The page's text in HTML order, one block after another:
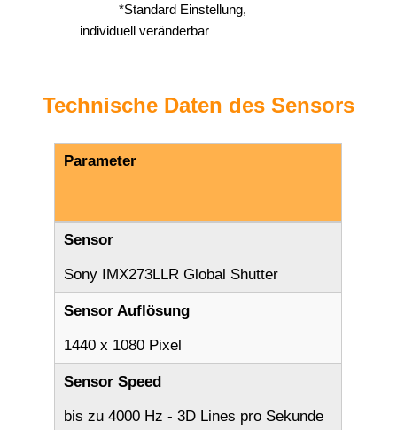
*Standard Einstellung,
individuell veränderbar
Technische Daten des Sensors
Parameter
Sensor
Sony IMX273LLR Global Shutter
Sensor Auflösung
1440 x 1080 Pixel
Sensor Speed
bis zu 4000 Hz - 3D Lines pro Sekunde